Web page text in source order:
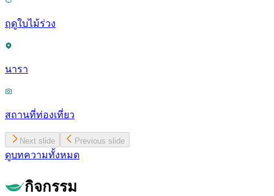
ฤดูใบไม้ร่วง
นารา
สถานที่ท่องเที่ยว
Next slide Previous slide
ดูบทความทั้งหมด
กิจกรรม